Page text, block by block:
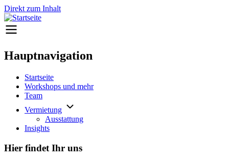
Direkt zum Inhalt
Hauptnavigation
Startseite
Workshops und mehr
Team
Vermietung
Ausstattung
Insights
Hier findet Ihr uns